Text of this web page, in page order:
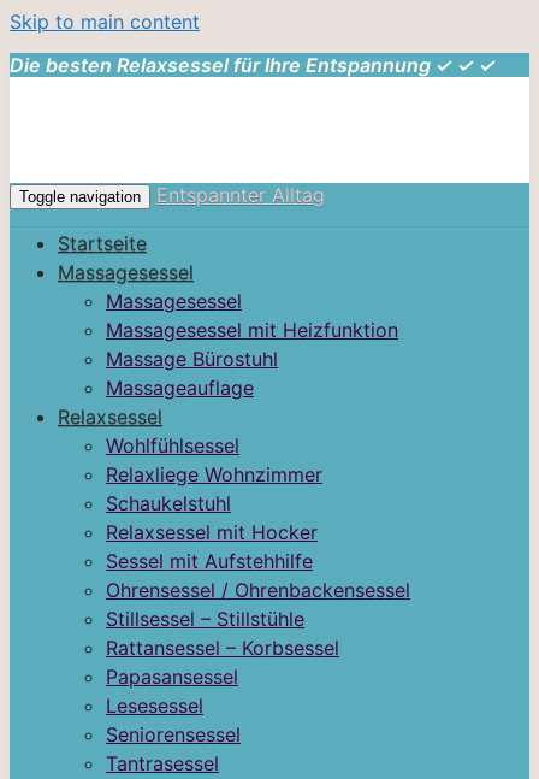
Skip to main content
Die besten Relaxsessel für Ihre Entspannung ✓ ✓ ✓
Toggle navigation
Entspannter Alltag
Startseite
Massagesessel
Massagesessel
Massagesessel mit Heizfunktion
Massage Bürostuhl
Massageauflage
Relaxsessel
Wohlfühlsessel
Relaxliege Wohnzimmer
Schaukelstuhl
Relaxsessel mit Hocker
Sessel mit Aufstehhilfe
Ohrensessel / Ohrenbackensessel
Stillsessel – Stillstühle
Rattansessel – Korbsessel
Papasansessel
Lesesessel
Seniorensessel
Tantrasessel